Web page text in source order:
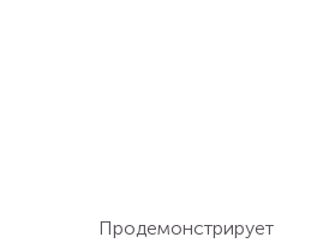
Продемонстрирует